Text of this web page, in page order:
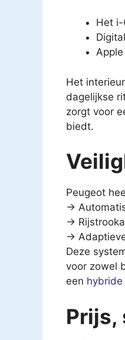
Het i-
Het
dagelijkse
zorgt voor
biedt.
Peugeot
→
→
→
Deze
voor zowel
een
Prijs,